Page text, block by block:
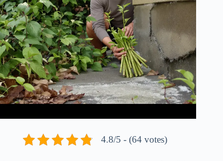
4.8/5 - (64 votes)